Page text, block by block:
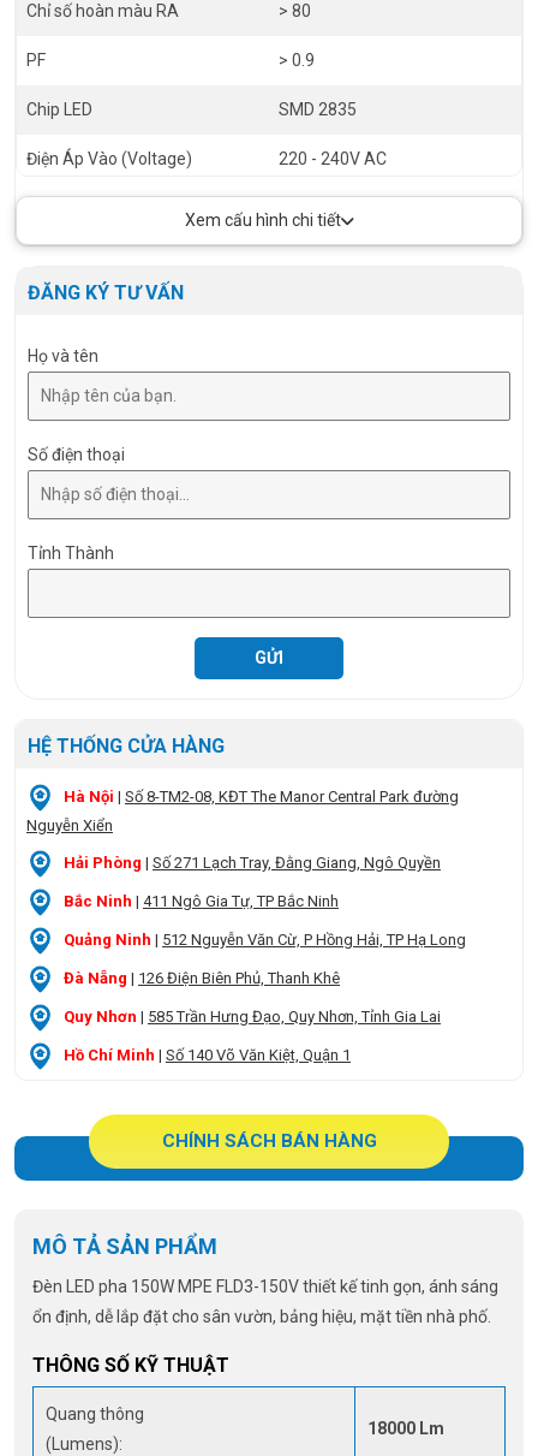
Chỉ số hoàn màu RA > 80
PF > 0.9
Chip LED SMD 2835
Điện Áp Vào (Voltage) 220 - 240V AC
Xem cấu hình chi tiết
ĐĂNG KÝ TƯ VẤN
Họ và tên
Số điện thoại
Tỉnh Thành
HỆ THỐNG CỬA HÀNG
Hà Nội | Số 8-TM2-08, KĐT The Manor Central Park đường
Nguyễn Xiển
Hải Phòng | Số 271 Lạch Tray, Đằng Giang, Ngô Quyền
Bắc Ninh | 411 Ngô Gia Tự, TP Bắc Ninh
Quảng Ninh | 512 Nguyễn Văn Cừ, P Hồng Hải, TP Hạ Long
Đà Nẵng | 126 Điện Biên Phủ, Thanh Khê
Quy Nhơn | 585 Trần Hưng Đạo, Quy Nhơn, Tỉnh Gia Lai
Hồ Chí Minh | Số 140 Võ Văn Kiệt, Quận 1
CHÍNH SÁCH BÁN HÀNG
MÔ TẢ SẢN PHẨM
Đèn LED pha 150W MPE FLD3-150Vthiết kế tinh gọn, ánh sáng
ổn định, dễ lắp đặt cho sân vườn, bảng hiệu, mặt tiền nhà phố.
THÔNG SỐ KỸ THUẬT
Quang thông
(Lumens):
18000 Lm